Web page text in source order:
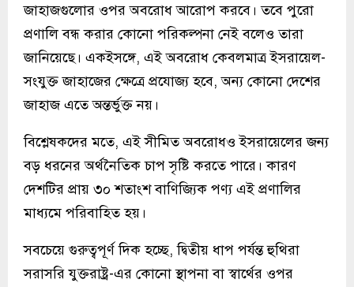
জাহাজগুলোর ওপর অবরোধ আরোপ করবে। তবে পুরো
প্রণালি বন্ধ করার কোনো পরিকল্পনা নেই বলেও তারা
জানিয়েছে। একইসঙ্গে, এই অবরোধ কেবলমাত্র ইসরায়েল-
সংযুক্ত জাহাজের ক্ষেত্রে প্রযোজ্য হবে, অন্য কোনো দেশের
জাহাজ এতে অন্তর্ভুক্ত নয়।
বিশ্লেষকদের মতে, এই সীমিত অবরোধও ইসরায়েলের জন্য
বড় ধরনের অর্থনৈতিক চাপ সৃষ্টি করতে পারে। কারণ
দেশটির প্রায় ৩০ শতাংশ বাণিজ্যিক পণ্য এই প্রণালির
মাধ্যমে পরিবাহিত হয়।
সবচেয়ে গুরুত্বপূর্ণ দিক হচ্ছে, দ্বিতীয় ধাপ পর্যন্ত হুথিরা
সরাসরি যুক্তরাষ্ট্র-এর কোনো স্থাপনা বা স্বার্থের ওপর